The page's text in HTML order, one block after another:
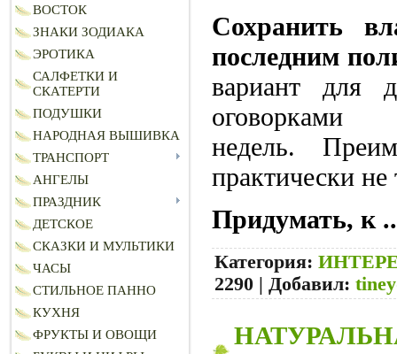
ВОСТОК
ЗНАКИ ЗОДИАКА
ЭРОТИКА
САЛФЕТКИ И
СКАТЕРТИ
ПОДУШКИ
НАРОДНАЯ ВЫШИВКА
ТРАНСПОРТ
АНГЕЛЫ
ПРАЗДНИК
ДЕТСКОЕ
СКАЗКИ И МУЛЬТИКИ
ЧАСЫ
СТИЛЬНОЕ ПАННО
КУХНЯ
ФРУКТЫ И ОВОЩИ
Сохранить
последним
вариант для
недель.
практически
Придумать, к
Категория:
2290 | Добавил: